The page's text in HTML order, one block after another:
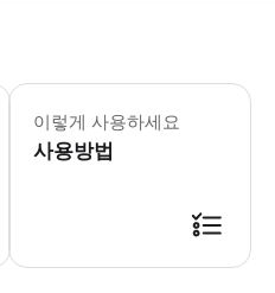
* 소요시간 : 150분 (옵션에 따라 소요
이렇게 사용하세요
사용방법